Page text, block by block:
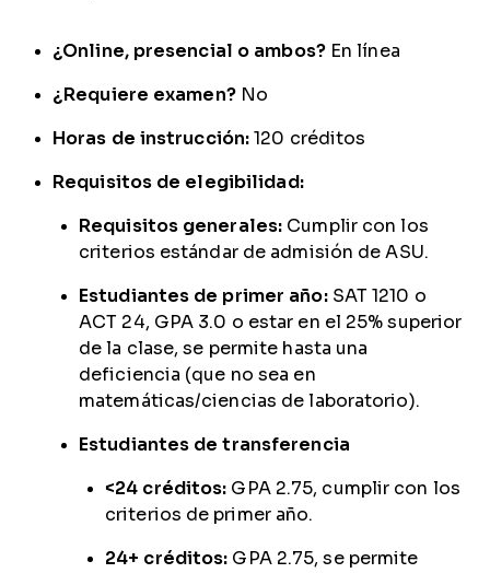
¿Online, presencial o ambos?En línea
¿Requiere examen?No
Horas de instrucción: 120 créditos
Requisitos de elegibilidad:
Requisitos generales: Cumplir con los
criterios estándar de admisión de ASU.
Estudiantes de primer año:SAT 1210 o
ACT 24, GPA 3.0 o estar en el 25% superior
de la clase, se permite hasta una
deficiencia (que no sea en
matemáticas/ciencias de laboratorio).
Estudiantes de transferencia
<24 créditos: GPA 2.75, cumplir con los
criterios de primer año.
24+ créditos: GPA 2.75, se permite